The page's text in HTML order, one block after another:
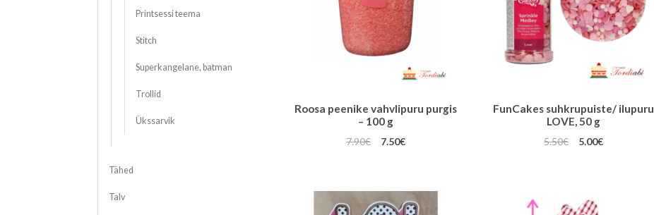
Roosa peenike vahvlipuru purgis
– 100 g
7.90€
Algne
7.50€Praegune
FunCakes suhkrupuiste/ ilupuru
LOVE, 50 g
5.50€
Algne
5.00€Praegune
Printsessi teema
Stitch
Superkangelane, batman
Trollid
Ükssarvik
Tähed
Talv